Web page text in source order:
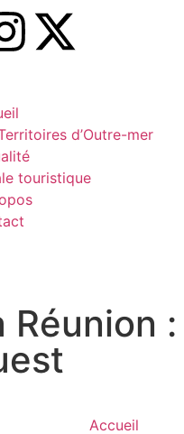
d’Outre-mer
touristique
Réunion
Accueil